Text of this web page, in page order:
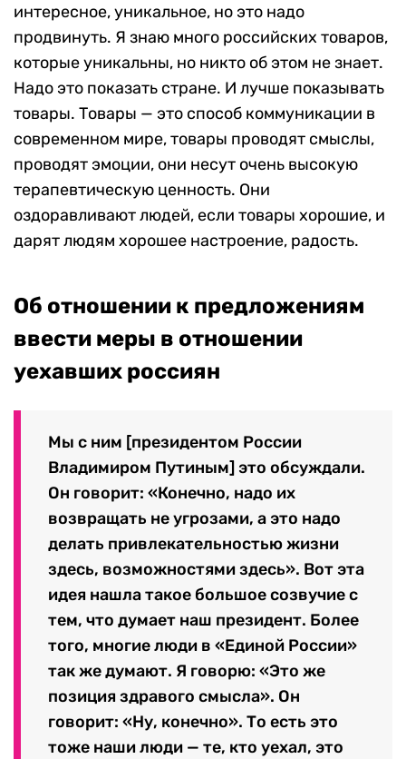
интересное, уникальное, но это надо
продвинуть. Я знаю много российских товаров,
которые уникальны, но никто об этом не знает.
Надо это показать стране. И лучше показывать
товары. Товары — это способ коммуникации в
современном мире, товары проводят смыслы,
проводят эмоции, они несут очень высокую
терапевтическую ценность. Они
оздоравливают людей, если товары хорошие, и
дарят людям хорошее настроение, радость.
Об отношении к предложениям
ввести меры в отношении
уехавших россиян
Мы с ним [президентом России
Владимиром Путиным] это обсуждали.
Он говорит: «Конечно, надо их
возвращать не угрозами, а это надо
делать привлекательностью жизни
здесь, возможностями здесь». Вот эта
идея нашла такое большое созвучие с
тем, что думает наш президент. Более
того, многие люди в «Единой России»
так же думают. Я говорю: «Это же
позиция здравого смысла». Он
говорит: «Ну, конечно». То есть это
тоже наши люди — те, кто уехал, это